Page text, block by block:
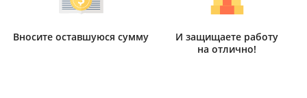
Вносите оставшуюся сумму
И защищаете работу
на отлично!